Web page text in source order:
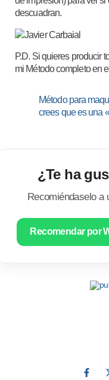
descuadran.
P.D. Si quieres producir
mi Método completo en
Método para
crees que es una
¿Te ha
Recomiéndaselo a
Recomendar por